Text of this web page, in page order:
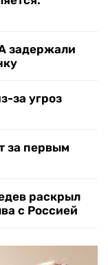
задержали
за угроз
за первым
раскрыл
с Россией